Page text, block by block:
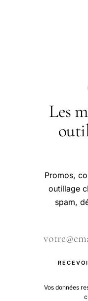
Les
Promos,
outillage
spam,
Vos données